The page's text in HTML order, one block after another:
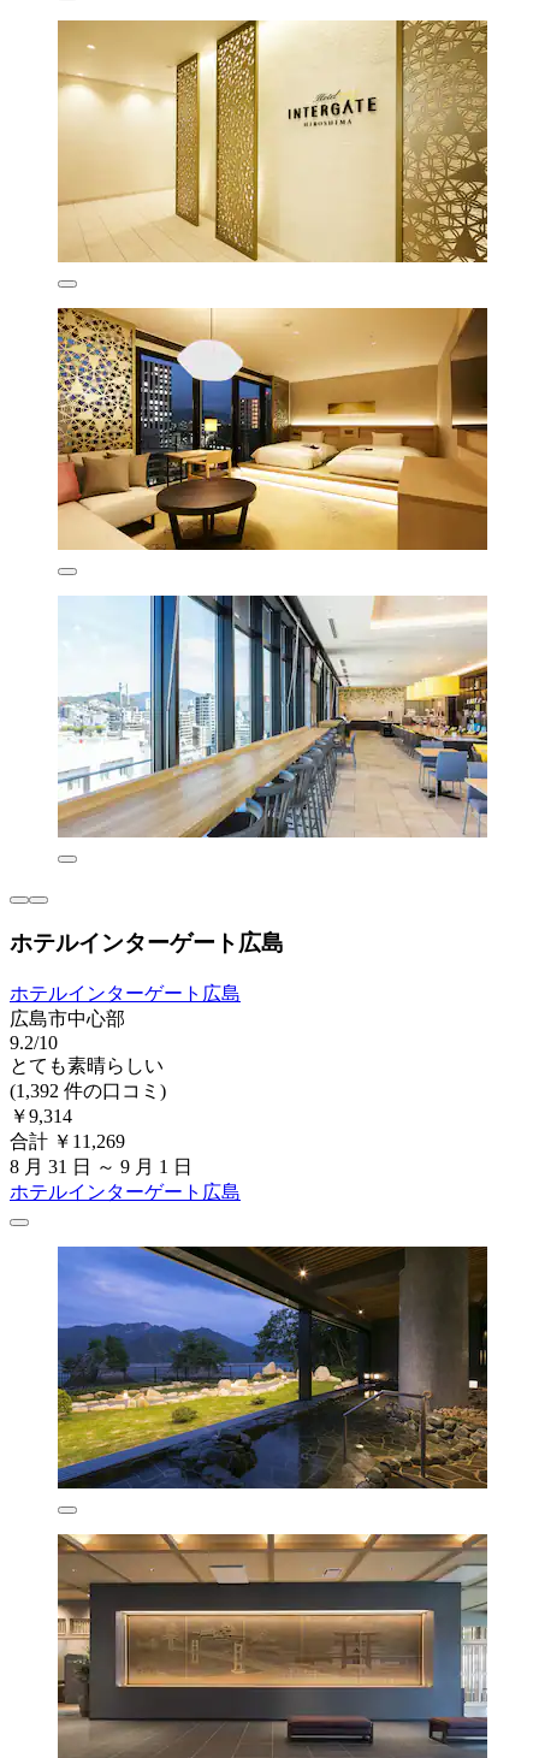
ホテルインターゲート広島
ホテルインターゲート広島
広島市中心部
9.2/10
とても素晴らしい
(1,392 件の口コミ)
￥9,314
合計 ￥11,269
8 月 31 日 ～ 9 月 1 日
ホテルインターゲート広島